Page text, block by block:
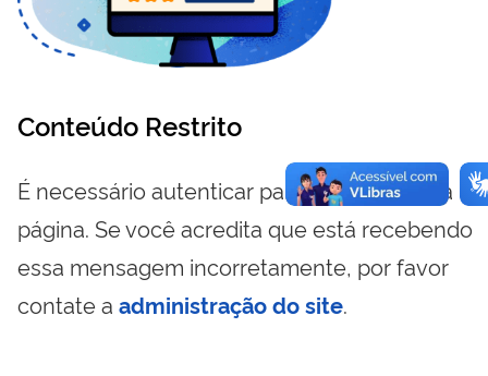
Conteúdo Restrito
É necessário autenticar para visualizar essa
página. Se você acredita que está recebendo
essa mensagem incorretamente, por favor
contate a administração do site.